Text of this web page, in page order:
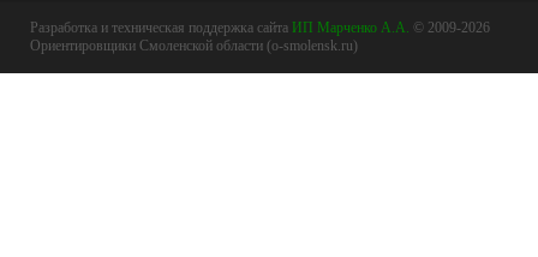
Разработка и техническая поддержка сайта ИП Марченко А.А. © 2009-2026
Ориентировщики Смоленской области (o-smolensk.ru)